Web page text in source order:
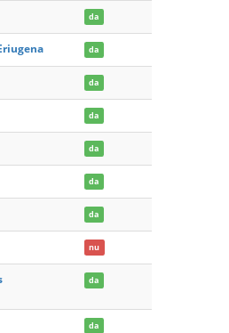
da
da
da
da
da
da
da
nu
da
da